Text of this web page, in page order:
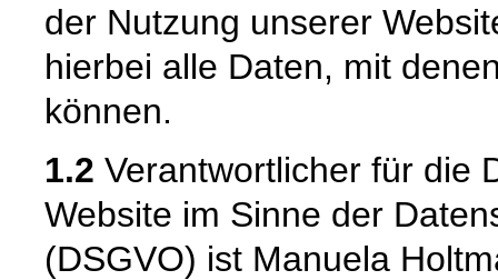
der Nutzung unserer
hierbei alle Daten, mit
können.
1.2 Verantwortlicher für die
Website im Sinne der
(DSGVO) ist Manuela